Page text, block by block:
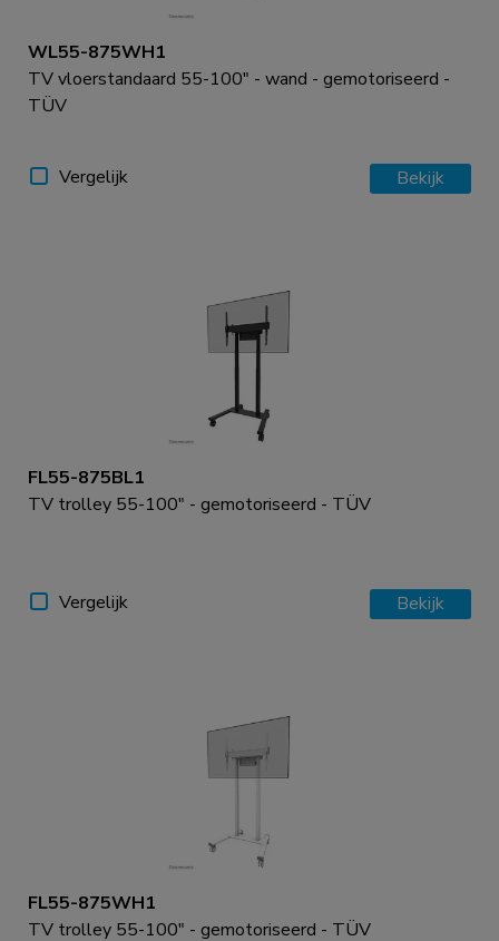
WL55-875WH1
TV vloerstandaard 55-100" - wand - gemotoriseerd -
TÜV
Vergelijk Bekijk
FL55-875BL1
TV trolley 55-100" - gemotoriseerd - TÜV
Vergelijk Bekijk
FL55-875WH1
TV trolley 55-100" - gemotoriseerd - TÜV